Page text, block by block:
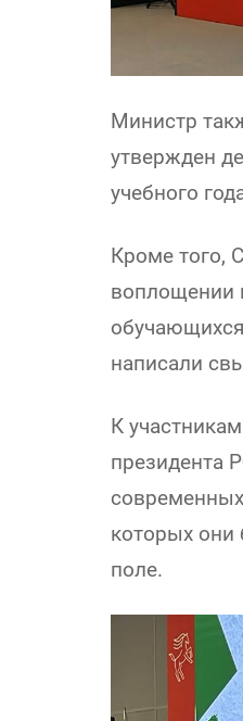
Министр
утвержден
учебного
Кроме того,
воплощении
написали
К
президента
которых они
поле.